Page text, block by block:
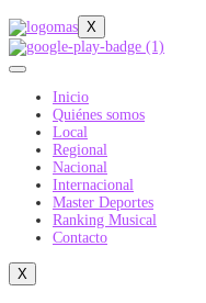
X
Inicio
Quiénes somos
Local
Regional
Nacional
Internacional
Master Deportes
Ranking Musical
Contacto
X